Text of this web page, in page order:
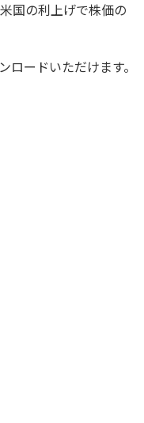
国の利上げで株価の
ロードいただけます。